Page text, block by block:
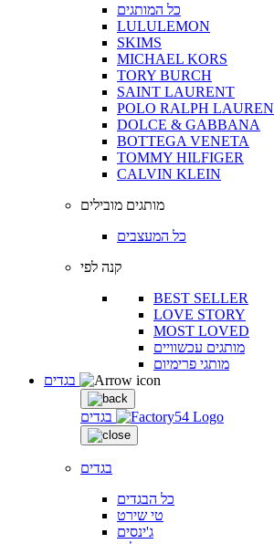
כל המותגים
LULULEMON
SKIMS
MICHAEL KORS
TORY BURCH
SAINT LAURENT
POLO RALPH LAUREN
DOLCE & GABBANA
BOTTEGA VENETA
TOMMY HILFIGER
CALVIN KLEIN
מותגים מובילים
כל המעצבים
קנה לפי
BEST SELLER
LOVE STORY
MOST LOVED
מותגים עכשוויים
מותגי פרימיום
בגדים
בגדים
כל הבגדים
טי שירט
ג'ינסים